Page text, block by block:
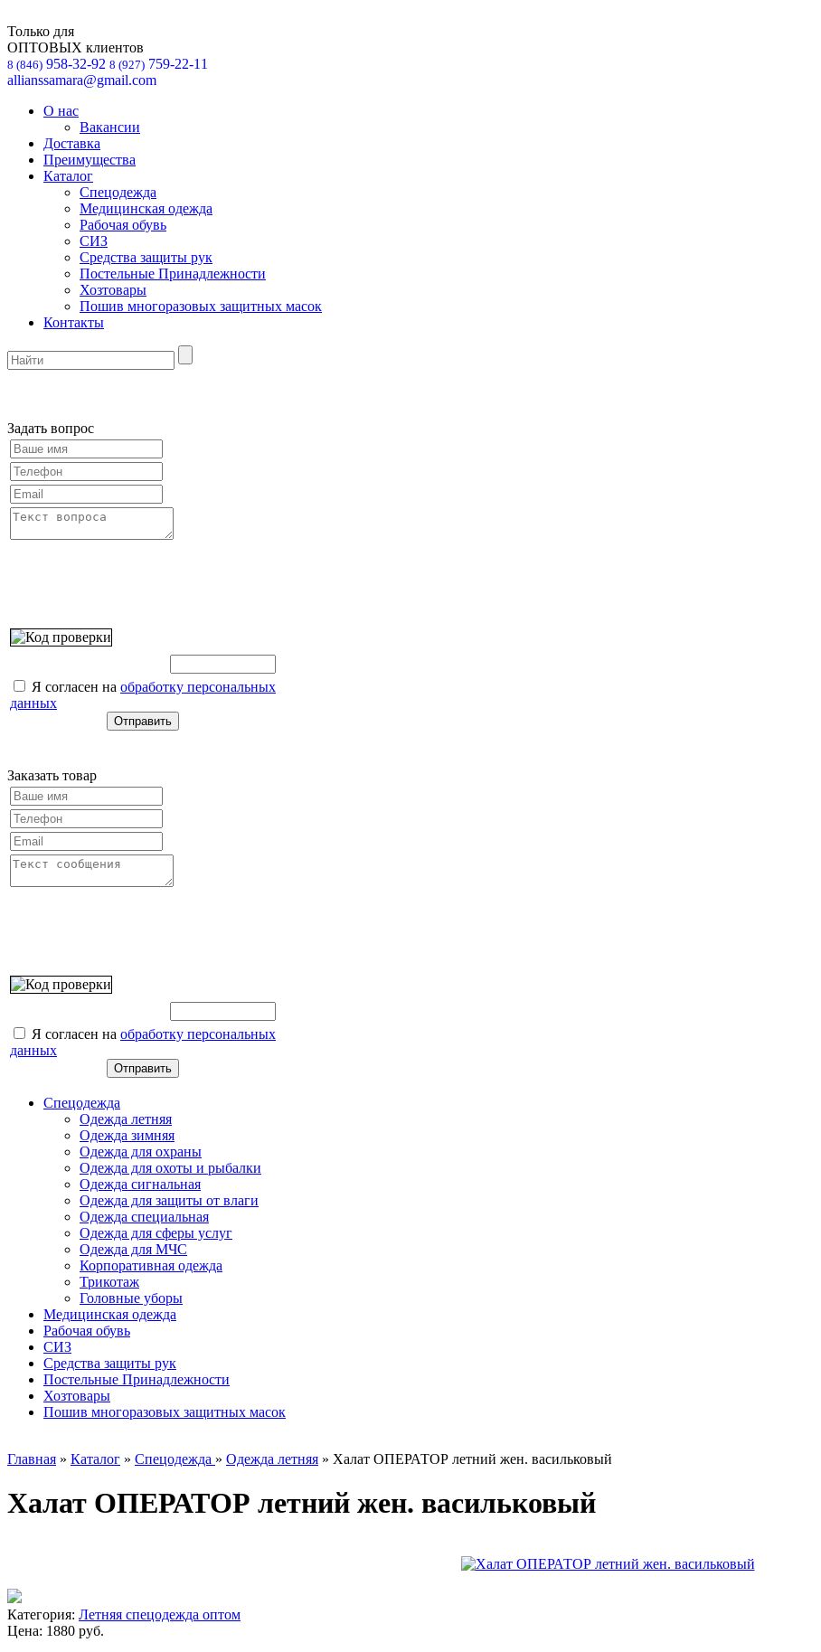
Только для
ОПТОВЫХ клиентов
8 (846) 958-32-92 8 (927) 759-22-11
allianssamara@gmail.com
О нас
Вакансии
Доставка
Преимущества
Каталог
Спецодежда
Медицинская одежда
Рабочая обувь
СИЗ
Средства защиты рук
Постельные Принадлежности
Хозтовары
Пошив многоразовых защитных масок
Контакты
Задать вопрос
Я согласен на обработку персональных
данных
Заказать товар
Я согласен на обработку персональных
данных
Спецодежда
Одежда летняя
Одежда зимняя
Одежда для охраны
Одежда для охоты и рыбалки
Одежда сигнальная
Одежда для защиты от влаги
Одежда специальная
Одежда для сферы услуг
Одежда для МЧС
Корпоративная одежда
Трикотаж
Головные уборы
Медицинская одежда
Рабочая обувь
СИЗ
Средства защиты рук
Постельные Принадлежности
Хозтовары
Пошив многоразовых защитных масок
Главная » Каталог » Спецодежда » Одежда летняя » Халат ОПЕРАТОР летний жен. васильковый
Халат ОПЕРАТОР летний жен. васильковый
Категория: Летняя спецодежда оптом
Цена: 1880 руб.